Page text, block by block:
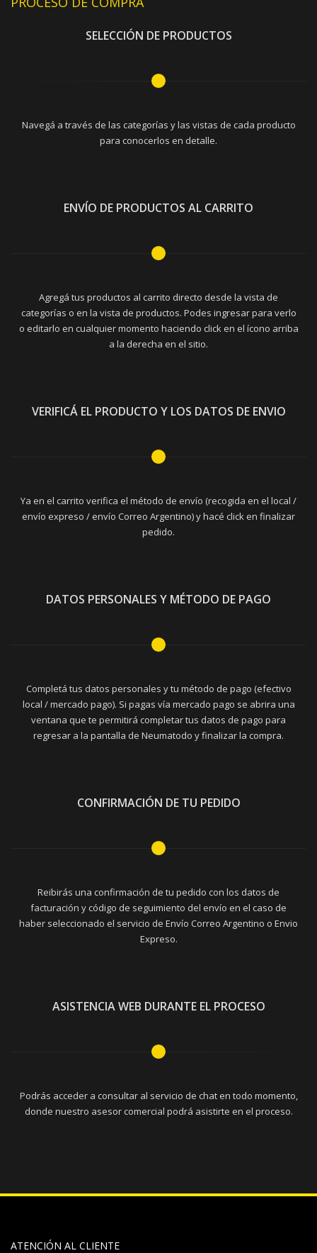
SELECCIÓN DE PRODUCTOS
Navegá a través de las categorías y las vistas de cada producto
para conocerlos en detalle.
ENVÍO DE PRODUCTOS AL CARRITO
Agregá tus productos al carrito directo desde la vista de
categorías o en la vista de productos. Podes ingresar para verlo
o editarlo en cualquier momento haciendo click en el ícono arriba
a la derecha en el sitio.
VERIFICÁ EL PRODUCTO Y LOS DATOS DE ENVIO
Ya en el carrito verifica el método de envío (recogida en el local /
envío expreso / envío Correo Argentino) y hacé click en finalizar
pedido.
DATOS PERSONALES Y MÉTODO DE PAGO
Completá tus datos personales y tu método de pago (efectivo
local / mercado pago). Si pagas vía mercado pago se abrira una
ventana que te permitirá completar tus datos de pago para
regresar a la pantalla de Neumatodo y finalizar la compra.
CONFIRMACIÓN DE TU PEDIDO
Reibirás una confirmación de tu pedido con los datos de
facturación y código de seguimiento del envío en el caso de
haber seleccionado el servicio de Envío Correo Argentino o Envio
Expreso.
ASISTENCIA WEB DURANTE EL PROCESO
Podrás acceder a consultar al servicio de chat en todo momento,
donde nuestro asesor comercial podrá asistirte en el proceso.
ATENCIÓN AL CLIENTE